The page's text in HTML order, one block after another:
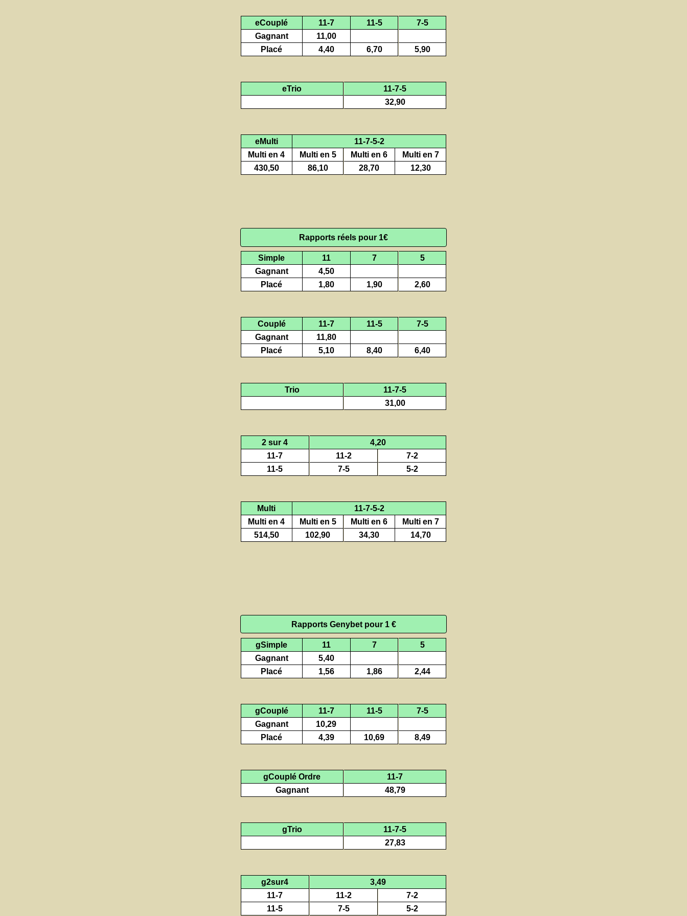
eCouplé 11-7 11-5
7-5
Gagnant
11,00
Placé
4,40 6,70 5,90
eTrio
11-7-5
32,90
eMulti
11-7-5-2
Multi en 4
Multi en 5 Multi en 6
Multi en 7
430,50
86,10 28,70 12,30
Rapports réels pour 1€
Simple 11 7
5
Gagnant
4,50
Placé
1,80 1,90 2,60
Couplé 11-7 11-5
7-5
Gagnant
11,80
Placé
5,10 8,40 6,40
Trio
11-7-5
31,00
2 sur 4
4,20
11-7
11-2
7-2
11-5
7-5 5-2
Multi
11-7-5-2
Multi en 4
Multi en 5 Multi en 6
Multi en 7
514,50
102,90 34,30 14,70
Rapports Genybet pour 1 €
gSimple 11 7
5
Gagnant
5,40
Placé
1,56 1,86 2,44
gCouplé 11-7 11-5
7-5
Gagnant
10,29
Placé
4,39 10,69 8,49
gCouplé Ordre
11-7
Gagnant
48,79
gTrio
11-7-5
27,83
g2sur4
3,49
11-7
11-2
7-2
11-5
7-5 5-2